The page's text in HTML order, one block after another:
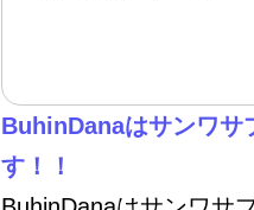
BuhinDanaはサンワサ
す！！